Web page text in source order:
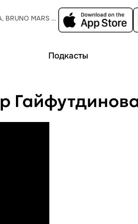
LADY GAGA, BRUNO MARS - die with a smile
Подкасты